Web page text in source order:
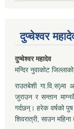
दुप्चेश्वर
दुप्चेश्वर महादेव
मन्दिर नुवाकोट
राउतबेशी गा.वि.स)मा
जुराउन र सन्तान
गर्दछन्। हरेक वर्षको पुष
शिवरात्री, साउन